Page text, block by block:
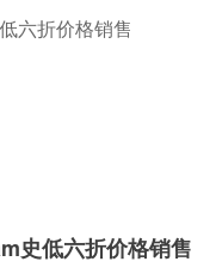
史低六折价格销售